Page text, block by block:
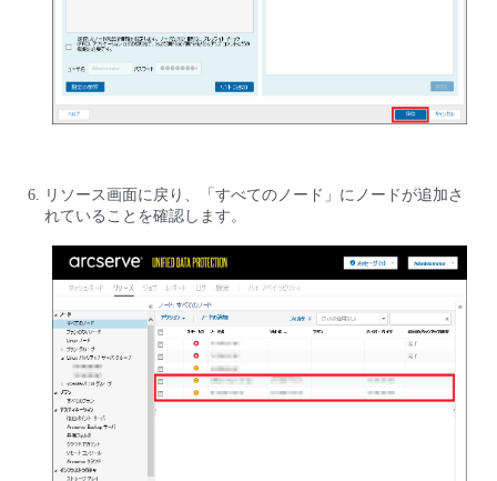
リソース画面に戻り、「すべてのノード」にノードが追加さ
れていることを確認します。